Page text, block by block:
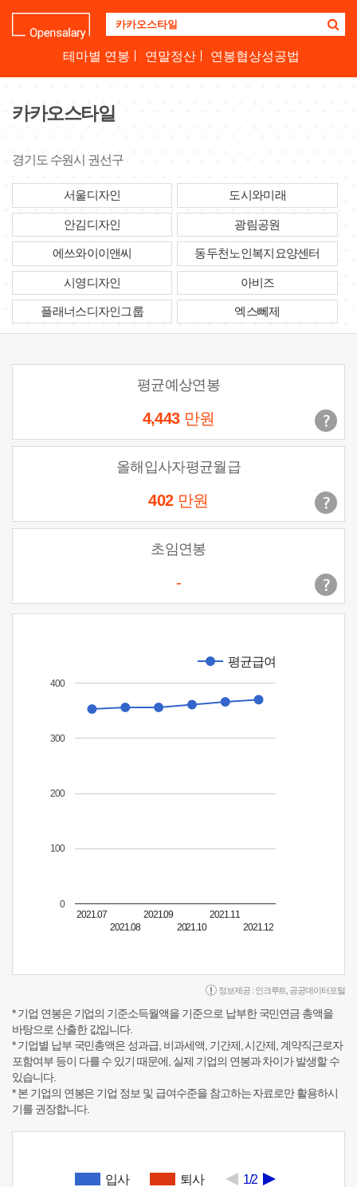
업
명
하
테마별 연봉 연말정산 연봉협상성공법
카카오스타일
경기도 수원시 권선구
서울디자인 도시와미래
안김디자인 광림공원
에쓰와이이앤씨 동두천노인복지요양센터
시영디자인 아비즈
플래너스디자인그룹 엑스뻬제
평균예상연봉
4,443 만원
올해입사자평균월급
402 만원
초임연봉
-
평균급여
2021.07
2021.08
2021.09
2021.10
2021.11
2021.12
0
100
200
300
400
정보제공 : 인크루트 공공데이터포털
* 기업 연봉은 기업의 기준소득월액을 기준으로 납부한 국민연금 총액을
바탕으로 산출한 값입니다.
* 기업별 납부 국민총액은 성과급, 비과세액, 기간제, 시간제, 계약직근로자
포함여부 등이 다를 수 있기 때문에, 실제 기업의 연봉과 차이가 발생할 수
있습니다.
* 본 기업의 연봉은 기업 정보 및 급여수준을 참고하는 자료로만 활용하시
기를 권장합니다.
입사 퇴사 1/2